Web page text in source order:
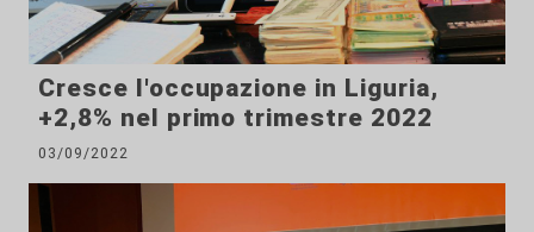
Cresce l'occupazione in Liguria,
+2,8% nel primo trimestre 2022
03/09/2022